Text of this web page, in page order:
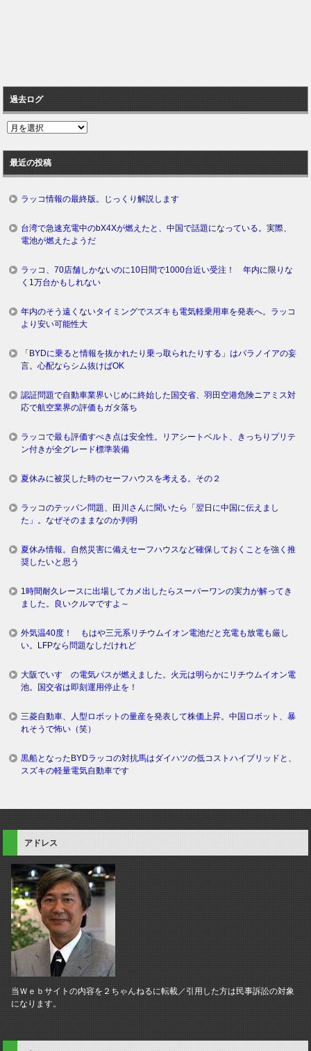
過去ログ
過
ロ
グ
最近の投稿
ラッコ情報の最終版。じっくり解説します
台湾で急速充電中のbX4Xが燃えたと、中国で話題になっている。実際、
電池が燃えたようだ
ラッコ、70店舗しかないのに10日間で1000台近い受注！ 年内に限りな
く1万台かもしれない
年内のそう遠くないタイミングでスズキも電気軽乗用車を発表へ。ラッコ
より安い可能性大
「BYDに乗ると情報を抜かれたり乗っ取られたりする」はパラノイアの妄
言。心配ならシム抜けばOK
認証問題で自動車業界いじめに終始した国交省、羽田空港危険ニアミス対
応で航空業界の評価もガタ落ち
ラッコで最も評価すべき点は安全性。リアシートベルト、きっちりプリテ
ン付きが全グレード標準装備
夏休みに被災した時のセーフハウスを考える。その２
ラッコのテッパン問題、田川さんに聞いたら「翌日に中国に伝えまし
た」。なぜそのままなのか判明
夏休み情報。自然災害に備えセーフハウスなど確保しておくことを強く推
奨したいと思う
1時間耐久レースに出場してカメ出したらスーパーワンの実力が解ってき
ました。良いクルマですよ～
外気温40度！ もはや三元系リチウムイオン電池だと充電も放電も厳し
い。LFPなら問題なしだけれど
大阪でいすゞの電気バスが燃えました。火元は明らかにリチウムイオン電
池。国交省は即刻運用停止を！
三菱自動車、人型ロボットの量産を発表して株価上昇。中国ロボット、暴
れそうで怖い（笑）
黒船となったBYDラッコの対抗馬はダイハツの低コストハイブリッドと、
スズキの軽量電気自動車です
アドレス
当Ｗｅｂサイトの内容を２ちゃんねるに転載／引用した方は民事訴訟の対象
になります。